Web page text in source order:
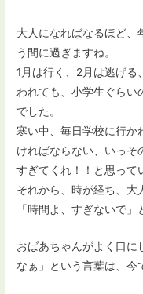
大人になればなるほど、
う間に過ぎますね。
1月は行く、2月は逃げ
われても、小学生ぐらい
でした。
寒い中、毎日学校に行か
ければならない、いっそ
すぎてくれ！！と思って
それから、時が経ち、大
「時間よ、すぎないで」
おばあちゃんがよく口に
なぁ」という言葉は、今